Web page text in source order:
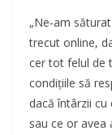
„Ne-am
trecut online,
cer tot felul de
condițiile să
dacă întârzii
sau ce or avea